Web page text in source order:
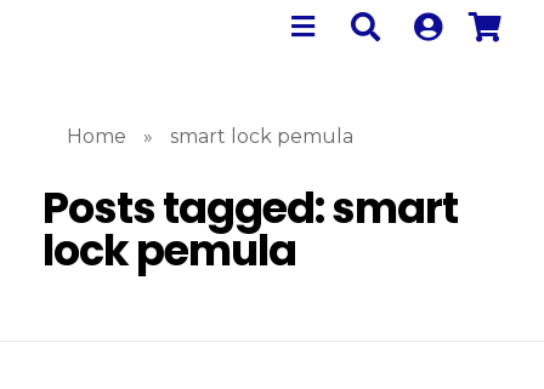
Home » smart lock pemula
Posts tagged: smart
lock pemula